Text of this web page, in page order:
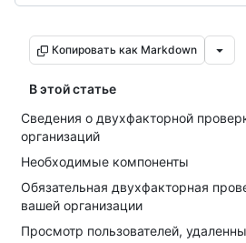
Копировать как Markdown
В этой статье
Сведения о двухфакторной
организаций
Необходимые компоненты
Обязательная двухфакторная
вашей организации
Просмотр пользователей,